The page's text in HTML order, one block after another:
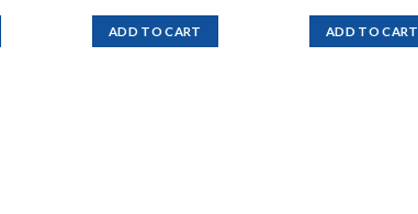
ADD TO CART ADD TO CART